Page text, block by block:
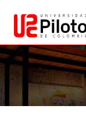
Diplomados
Posgrados
Cursos